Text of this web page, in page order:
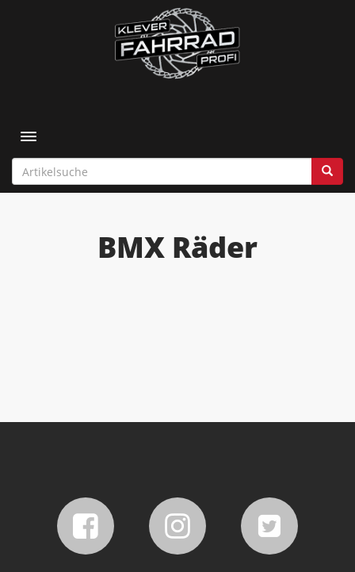
Toggle navigation
BMX Räder